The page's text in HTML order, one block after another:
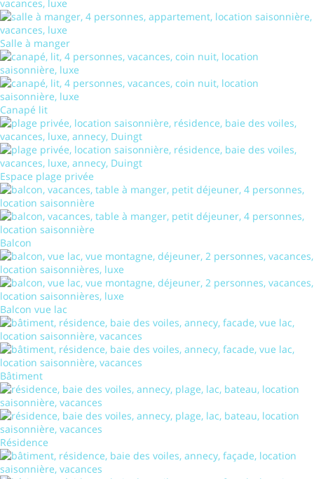
Salle à manger
Canapé lit
Espace plage privée
Balcon
Balcon vue lac
Bâtiment
Résidence